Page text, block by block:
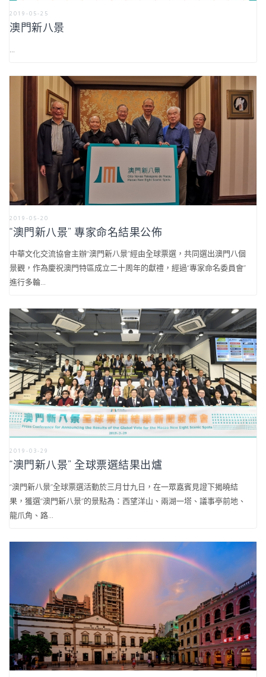
2019-05-25
澳門新八景
...
2019-05-20
“澳門新八景” 專家命名結果公佈
中華文化交流協會主辦“澳門新八景”經由全球票選，共同選出澳門八個
景觀，作為慶祝澳門特區成立二十周年的獻禮，經過“專家命名委員會”
進行多輪...
2019-03-29
“澳門新八景” 全球票選結果出爐
“澳門新八景”全球票選活動於三月廿九日，在一眾嘉賓見證下揭曉結
果，獲選“澳門新八景”的景點為：西望洋山、兩湖一塔、議事亭前地、
龍爪角、路...